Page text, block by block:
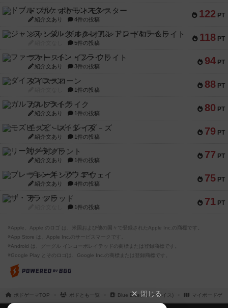
122 PT
ドブル：ポケットモンスター
紹介文あり 4件の投稿
118 PT
ジャンヌ・ダルク-オルレアン ドロー＆ライト
5件の投稿
94 PT
ファースト・イン・フライト
紹介文あり 3件の投稿
88 PT
ダイススローン
1件の投稿
80 PT
ガルフストライク
紹介文あり 1件の投稿
79 PT
モズビ－ズ・レイダ－ズ
紹介文あり 1件の投稿
77 PT
リー対グラント
紹介文あり 1件の投稿
75 PT
ブレーキング・アウェイ
紹介文あり 4件の投稿
71 PT
ザ・フラッド
1件の投稿
※Apple、Apple のロゴ は、米国および他の国々で登録されたApple Inc.の商標です。
※App Store は、Apple Inc.のサービスマークです。
※Android は、グーグル インコーポレイテッドの商標または登録商標です。
※Google Play とそのロゴは、Google Inc.の商標または登録商標です。
ボドゲーマTOP ボドとも一覧 Blue Dice(ブルーダイス) マイボードゲ
閉じる